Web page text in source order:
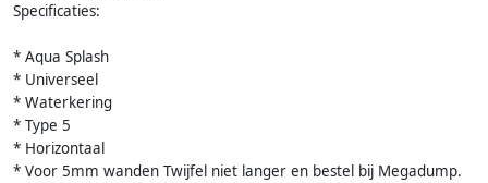
Specificaties:
* Aqua Splash
* Universeel
* Waterkering
* Type 5
* Horizontaal
* Voor 5mm wanden Twijfel niet langer en bestel bij Megadump.